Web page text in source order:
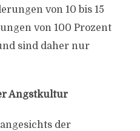
von 10 bis 15
von 100 Prozent
sind daher nur
Angstkultur
der